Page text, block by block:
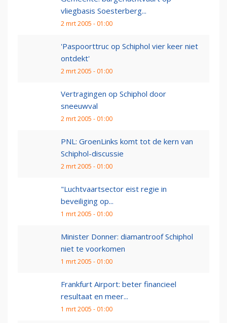
vliegbasis Soesterberg...
2 mrt 2005 - 01:00
'Paspoorttruc op Schiphol vier keer niet
ontdekt'
2 mrt 2005 - 01:00
Vertragingen op Schiphol door
sneeuwval
2 mrt 2005 - 01:00
PNL: GroenLinks komt tot de kern van
Schiphol-discussie
2 mrt 2005 - 01:00
"Luchtvaartsector eist regie in
beveiliging op...
1 mrt 2005 - 01:00
Minister Donner: diamantroof Schiphol
niet te voorkomen
1 mrt 2005 - 01:00
Frankfurt Airport: beter financieel
resultaat en meer...
1 mrt 2005 - 01:00